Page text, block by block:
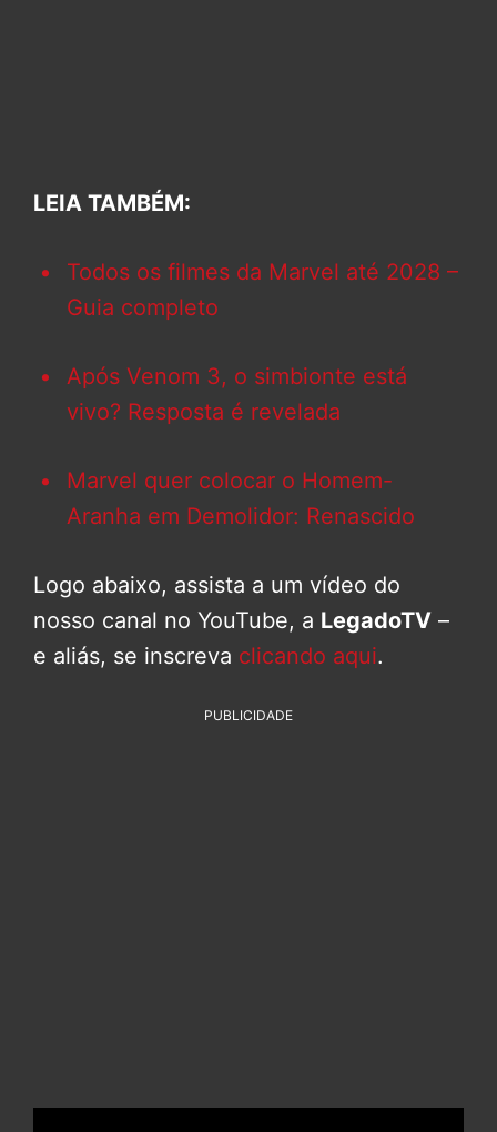
LEIA TAMBÉM:
Todos os filmes da Marvel até 2028 –
Guia completo
Após Venom 3, o simbionte está
vivo? Resposta é revelada
Marvel quer colocar o Homem-
Aranha em Demolidor: Renascido
Logo abaixo, assista a um vídeo do
nosso canal no YouTube, a LegadoTV –
e aliás, se inscreva clicando aqui.
PUBLICIDADE